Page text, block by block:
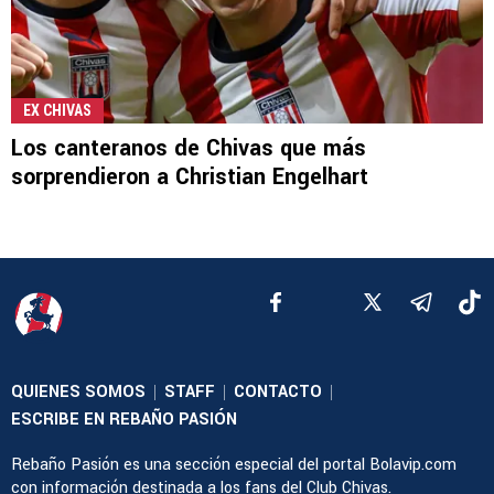
EX CHIVAS
Los canteranos de Chivas que más
sorprendieron a Christian Engelhart
QUIENES SOMOS | STAFF | CONTACTO |
ESCRIBE EN REBAÑO PASIÓN
Rebaño Pasión es una sección especial del portal Bolavip.com
con información destinada a los fans del Club Chivas.